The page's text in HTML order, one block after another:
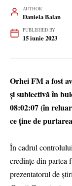
AUTHOR
Daniela Balan
PUBLISHED BY
15 iunie 2023
Orhei FM a fost
și subiectivă în
08:02:07 (în
ce ține de
În cadrul
credințe din partea
prezentatorul de